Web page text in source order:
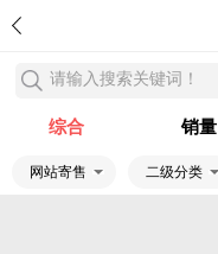
请输入搜索关键词！
综合 销量
网站寄售 二级分类